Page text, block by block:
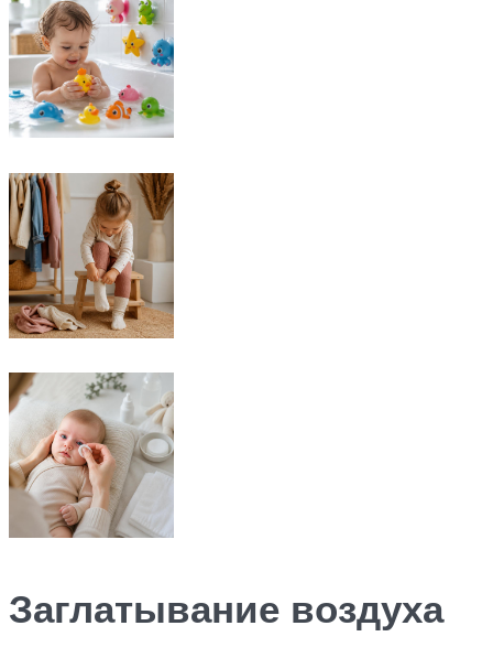
Заглатывание воздуха